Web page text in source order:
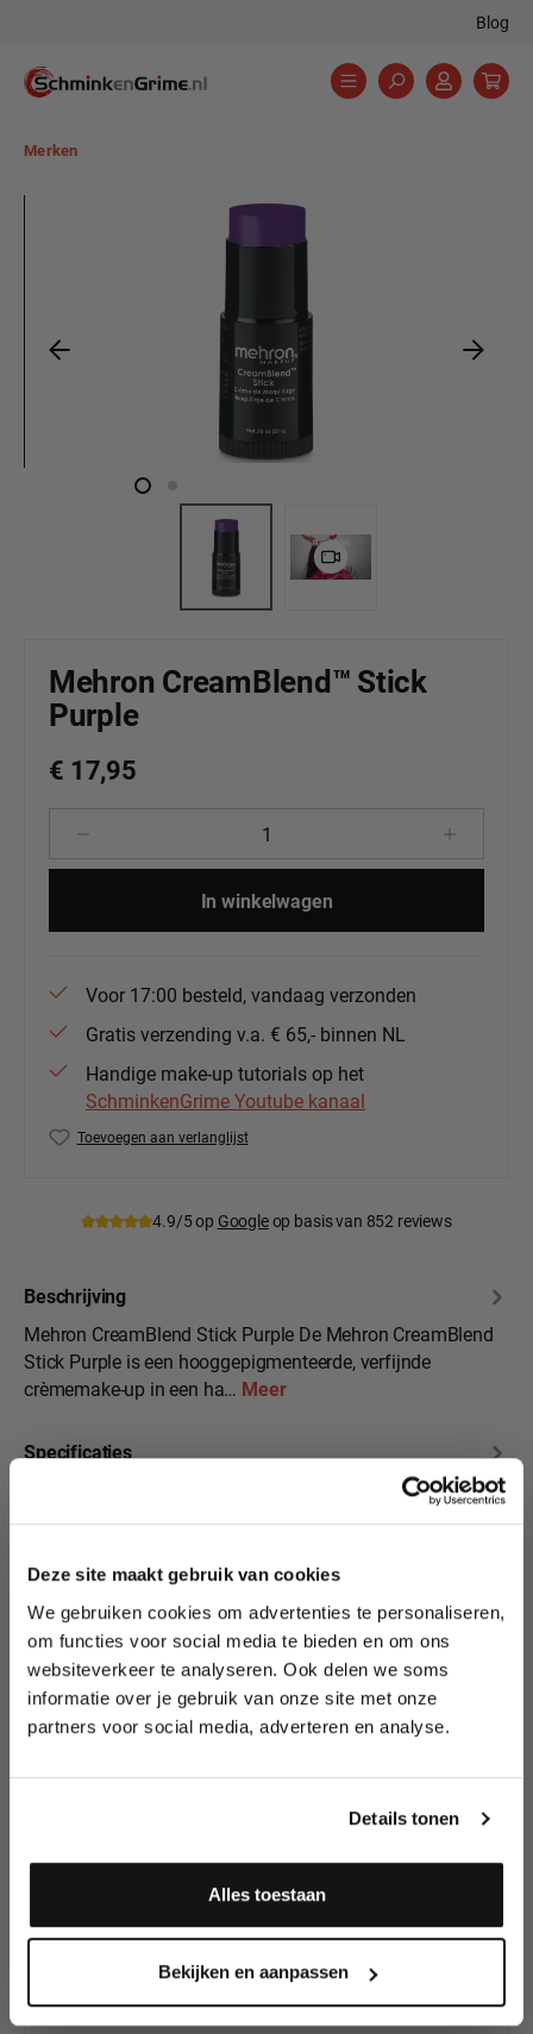
Deze site maakt gebruik van cookies
We gebruiken cookies om advertenties te personaliseren,
om functies voor social media te bieden en om ons
websiteverkeer te analyseren. Ook delen we soms
informatie over je gebruik van onze site met onze
partners voor social media, adverteren en analyse.
Details tonen
Alles toestaan
Bekijken en aanpassen
Blog
Merken
Afbeeldingengalerij overslaan
Mehron CreamBlend™ Stick
Purple
€ 17,95
Producthoeveelheid: Voer de
In winkelwagen
Voor 17:00 besteld, vandaag verzonden
Gratis verzending v.a. € 65,- binnen NL
Handige make-up tutorials op het
SchminkenGrime Youtube kanaal
Toevoegen aan verlanglijst
4.9/5 op Googleop basis van 852 reviews
Beschrijving
Mehron CreamBlend Stick Purple De Mehron CreamBlend
Stick Purple is een hooggepigmenteerde, verfijnde
crèmemake-up in een ha… Meer
Specificaties
Productgalerij overslaan
Ontdek meer
Creamblend Stick's
Mehron CreamBlend™ Stick Really Bright Red
10% korting?
Lees als eerste over nieuwe producten,
tutorials, aanbiedingen, evenementen,
wedstrijden en meer.
Meld je aan en ontvang direct
Ja, ik meld me aan